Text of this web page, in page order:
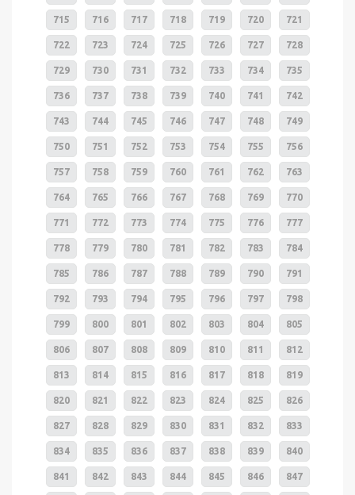
715 716 717 718 719 720 721
722 723 724 725 726 727 728
729 730 731 732 733 734 735
736 737 738 739 740 741 742
743 744 745 746 747 748 749
750 751 752 753 754 755 756
757 758 759 760 761 762 763
764 765 766 767 768 769 770
771 772 773 774 775 776 777
778 779 780 781 782 783 784
785 786 787 788 789 790 791
792 793 794 795 796 797 798
799 800 801 802 803 804 805
806 807 808 809 810 811 812
813 814 815 816 817 818 819
820 821 822 823 824 825 826
827 828 829 830 831 832 833
834 835 836 837 838 839 840
841 842 843 844 845 846 847